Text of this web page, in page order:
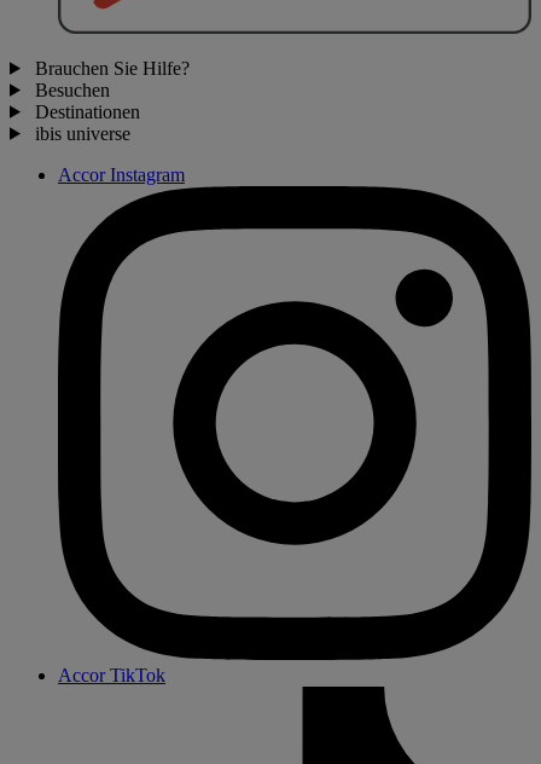
Brauchen Sie Hilfe?
Besuchen
Destinationen
ibis universe
Accor Instagram
Accor TikTok